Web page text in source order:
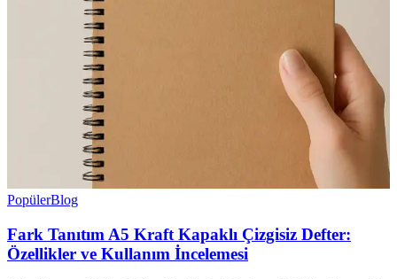
PopülerBlog
Fark Tanıtım A5 Kraft Kapaklı Çizgisiz Defter:
Özellikler ve Kullanım İncelemesi